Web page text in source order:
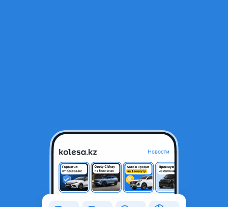
Радар, датчик, заслонка Hyundai Santa Fe